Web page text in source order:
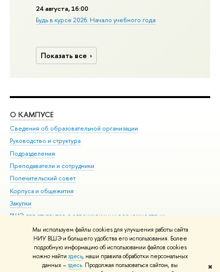
Мы используем файлы cookies для улучшения работы сайта
НИУ ВШЭ и большего удобства его использования. Более
подробную информацию об использовании файлов cookies
можно найти здесь, наши правила обработки персональных
данных –здесь. Продолжая пользоваться сайтом, вы
✖
24 августа, 16:00
Будь в курсе 2026: Начало учебного года
Показать все
О КАМПУСЕ
Сведения об образовательной организации
Руководство и структура
Подразделения
Преподаватели и сотрудники
Попечительский совет
Корпуса и общежития
Закупки
ВШЭ для студентов с ограниченными возможностями
здоровья и инвалидностью
Версия для слабовидящих
Единая платежная страница